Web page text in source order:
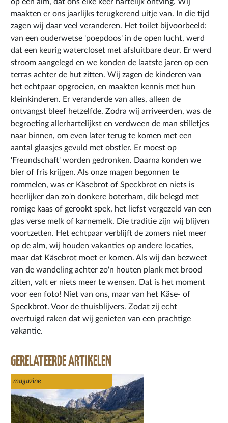
maakten er ons jaarlijks terugkerend uitje van. In die tijd
zagen wij daar veel veranderen. Het toilet bijvoorbeeld:
van een ouderwetse 'poepdoos' in de open lucht, werd
dat een keurig watercloset met afsluitbare deur. Er werd
stroom aangelegd en we konden de laatste jaren op een
terras achter de hut zitten. Wij zagen de kinderen van
het echtpaar opgroeien, en maakten kennis met hun
kleinkinderen. Er veranderde van alles, alleen de
ontvangst bleef hetzelfde. Zodra wij arriveerden, was de
begroeting allerhartelijkst en verdween de man stilletjes
naar binnen, om even later terug te komen met een
aantal glaasjes gevuld met obstler. Er moest op
'Freundschaft' worden gedronken. Daarna konden we
bier of fris krijgen. Als onze magen begonnen te
rommelen, was er Käsebrot of Speckbrot en niets is
heerlijker dan zo'n donkere boterham, dik belegd met
romige kaas of gerookt spek, het liefst vergezeld van een
glas verse melk of karnemelk. Die traditie zijn wij blijven
voortzetten. Het echtpaar verblijft de zomers niet meer
op de alm, wij houden vakanties op andere locaties,
maar dat Käsebrot moet er komen. Als wij dan bezweet
van de wandeling achter zo'n houten plank met brood
zitten, valt er niets meer te wensen. Dat is het moment
voor een foto! Niet van ons, maar van het Käse- of
Speckbrot. Voor de thuisblijvers. Zodat zij echt
overtuigd raken dat wij genieten van een prachtige
vakantie.
GERELATEERDE ARTIKELEN
magazine